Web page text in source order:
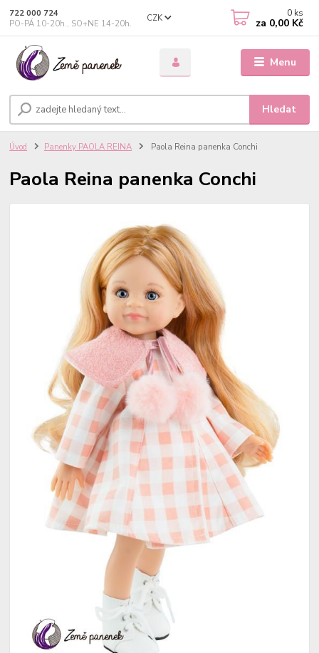
Menu
CZK
Hledat
722 000 724
PO-PÁ 10-20h., SO+NE 14-20h.
0 ks
za 0,00 Kč
Úvod Panenky PAOLA REINA Paola Reina panenka Conchi
Paola Reina panenka Conchi